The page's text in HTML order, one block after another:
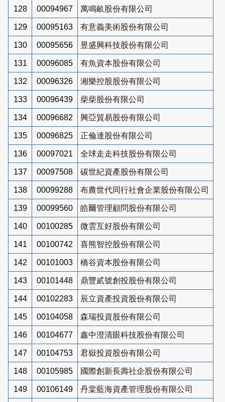
128 00094967 萬鳴畝股份有限公司
129 00095163 有意義美術股份有限公司
130 00095656 昱盛興科技股份有限公司
131 00096085 有魚資本股份有限公司
132 00096326 湘樂控股股份有限公司
133 00096439 柴柴股份有限公司
134 00096682 興亞貿易股份有限公司
135 00096825 正倫達股份有限公司
136 00097021 全球走走科技股份有限公司
137 00097508 碳世紀資產股份有限公司
138 00099288 布農世代同行社會企業股份有限公司
139 00099560 皓爾管理顧問股份有限公司
140 00100285 微雲互好股份有限公司
141 00100742 喜熊智控股份有限公司
142 00101003 橋谷資本股份有限公司
143 00101448 鼎豐貳號創投股份有限公司
144 00102283 辰立資產投資股份有限公司
145 00104058 森瑞投資股份有限公司
146 00104677 鑫中澄清眼科技股份有限公司
147 00104753 君嶽投資股份有限公司
148 00105985 國際創新長壽社企股份有限公司
149 00106149 丹棠藍海資產管理股份有限公司